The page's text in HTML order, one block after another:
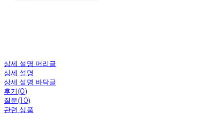
상세 설명 머리글
상세 설명
상세 설명 바닥글
후기(0)
질문(10)
관련 상품